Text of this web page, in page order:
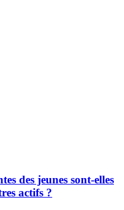
des jeunes sont-elles
actifs ?